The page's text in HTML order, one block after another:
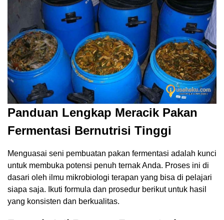
Panduan Lengkap Meracik Pakan
Fermentasi Bernutrisi Tinggi
Menguasai seni pembuatan pakan fermentasi adalah kunci
untuk membuka potensi penuh ternak Anda. Proses ini di
dasari oleh ilmu mikrobiologi terapan yang bisa di pelajari
siapa saja. Ikuti formula dan prosedur berikut untuk hasil
yang konsisten dan berkualitas.